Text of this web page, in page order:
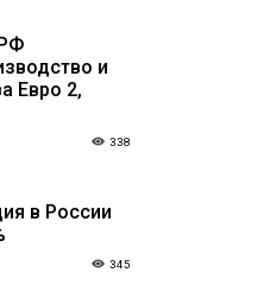
и
Евро 2,
338
в России
345